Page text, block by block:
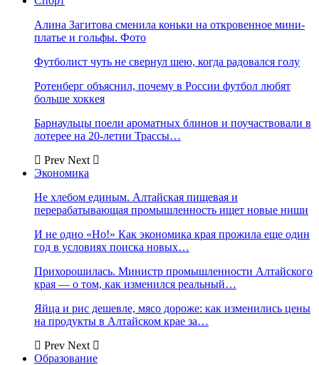
Алина Загитова сменила коньки на откровенное мини-
платье и гольфы. Фото
Футболист чуть не свернул шею, когда радовался голу
Ротенберг объяснил, почему в России футбол любят
больше хоккея
Барнаульцы поели ароматных блинов и поучаствовали в
лотерее на 20-летии Трассы…
Prev Next
Экономика
Не хлебом единым. Алтайская пищевая и
перерабатывающая промышленность ищет новые ниши
И не одно «Но!» Как экономика края прожила еще один
год в условиях поиска новых…
Прихорошилась. Министр промышленности Алтайского
края — о том, как изменился реальный…
Яйца и рис дешевле, мясо дороже: как изменились цены
на продукты в Алтайском крае за…
Prev Next
Образование